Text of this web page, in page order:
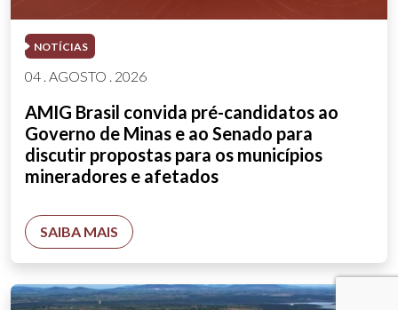
NOTÍCIAS
04 . AGOSTO . 2026
AMIG Brasil convida pré-candidatos ao
Governo de Minas e ao Senado para
discutir propostas para os municípios
mineradores e afetados
SAIBA MAIS